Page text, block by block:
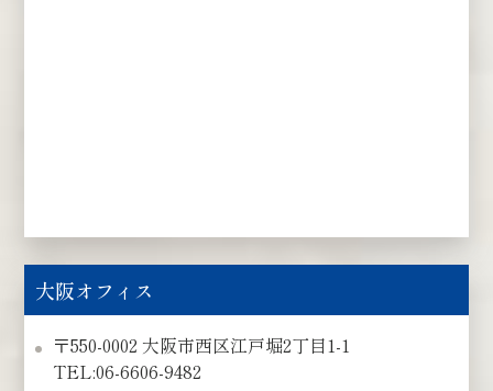
大阪オフィス
〒550-0002 大阪市西区江戸堀2丁目1-1
TEL:06-6606-9482